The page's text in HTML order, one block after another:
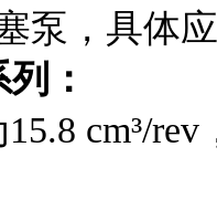
泵，具体
：
cm³/